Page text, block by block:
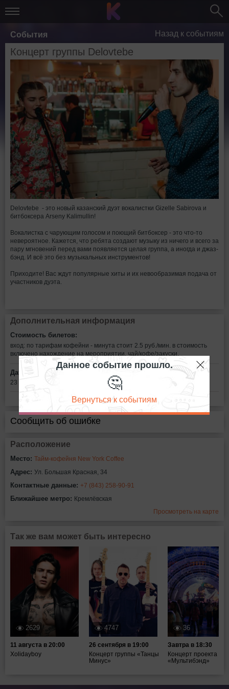
События Назад к событиям
Концерт группы Delovtebe
Delovtebe - это новый казанский дуэт вокалистки Gizelle Sabirova и
битбоксера Arseny Kalimullin!
Вокалистка с чарующим голосом и поющий битбоксер - это что-то
невероятное. Кажется, что ребята создают музыку из ничего и всего за
пару мгновений перед вами появляется целая группа, а иногда и джаз-
бэнд. И всё это без музыкальных инструментов!
Приходите! Вас ждут популярные хиты и их невообразимая подача от
участников дуэта.
Дополнительная информация
Стоимость билетов:
вход: по тарифам кофейни - минута стоит 2.5 руб./мин. в стоимость
включено нахождение на мероприятии, чай/кофе/закуски.
Дата:
23 декабря в 20:00
Сообщить об ошибке
Расположение
Место: Тайм-кофейня New York Coffee
Адрес: Ул. Большая Красная, 34
Контактные данные: +7 (843) 258-90-91
Ближайшее метро: Кремлёвская
Просмотреть на карте
Так же вам может быть интересно
2629
11 августа в 20:00
Xolidayboy
4747
26 сентября в 19:00
Концерт группы «Танцы
Минус»
36
Завтра в 18:30
Концерт проекта
«Мультибэнд»
Данное событие прошло.
🤔
Вернуться к событиям